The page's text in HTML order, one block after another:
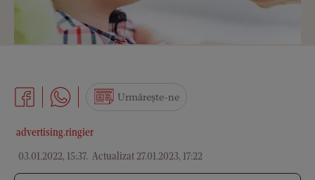
advertising.ringier
03.01.2022, 15:37. Actualizat 27.01.2023, 17:22
Urmărește-ne